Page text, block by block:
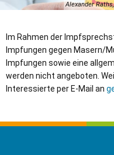
Alexander
Im Rahmen der
Impfungen gegen Masern/
Impfungen sowie eine
werden nicht angeboten.
Interessierte per E-Mail an